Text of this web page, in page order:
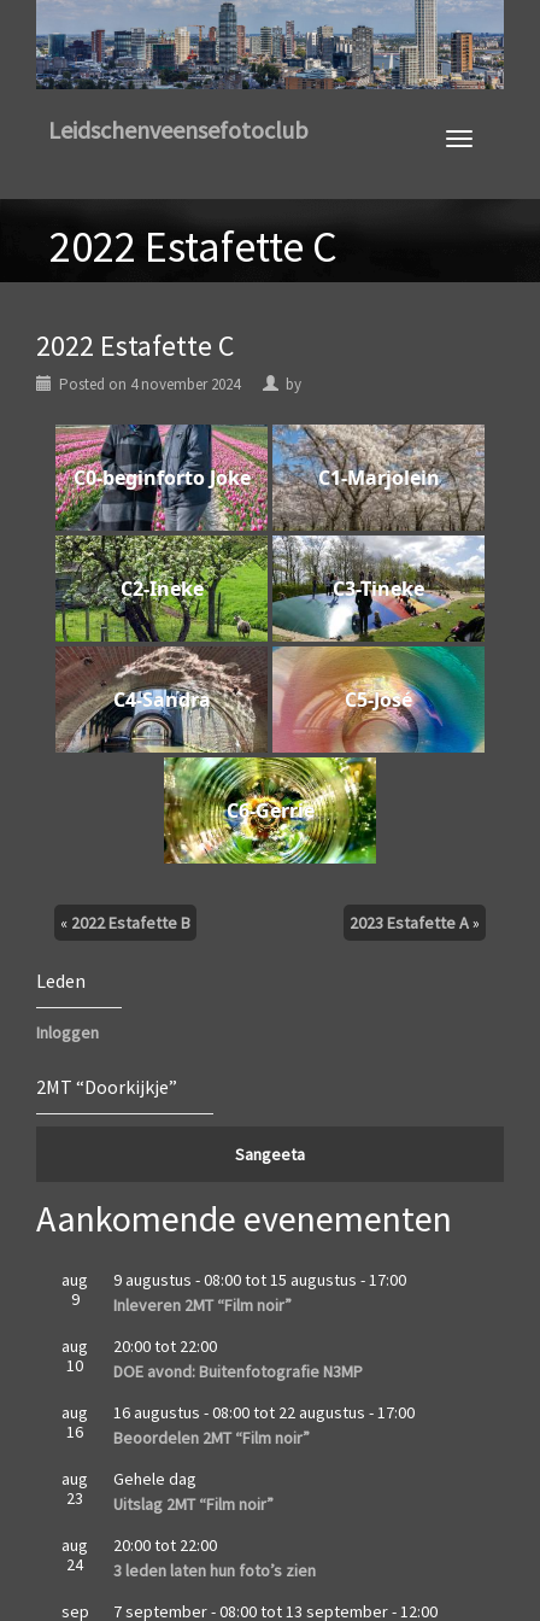
Leidschenveensefotoclub
navigation
2022 Estafette C
2022 Estafette C
Posted on 4 november 2024 by
C0-beginforto Joke C1-Marjolein
C2-Ineke C3-Tineke
C4-Sandra C5-José
C6-Gerrie
« 2022 Estafette B 2023 Estafette A»
Leden
Inloggen
2MT “Doorkijkje”
Sangeeta
Aankomende evenementen
aug
9
9 augustus - 08:00tot15 augustus - 17:00
Inleveren 2MT “Film noir”
aug
10
20:00tot 22:00
DOE avond: Buitenfotografie N3MP
aug
16
16 augustus - 08:00tot 22 augustus - 17:00
Beoordelen 2MT “Film noir”
aug
23
Gehele dag
Uitslag 2MT “Film noir”
aug
24
20:00tot 22:00
3 leden laten hun foto’s zien
sep
7 september - 08:00tot13 september - 12:00